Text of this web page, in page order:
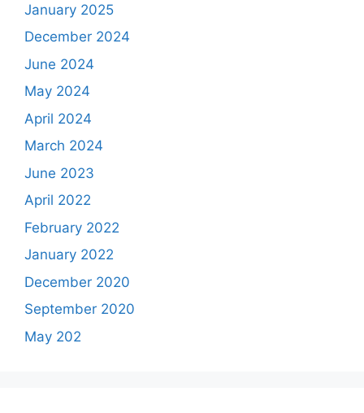
January 2025
December 2024
June 2024
May 2024
April 2024
March 2024
June 2023
April 2022
February 2022
January 2022
December 2020
September 2020
May 202